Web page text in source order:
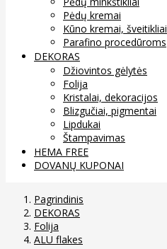
Pėdų kremai
Kūno kremai, šveitikliai
Parafino procedūroms
DEKORAS
Džiovintos gėlytės
Folija
Kristalai, dekoracijos
Blizgučiai, pigmentai
Lipdukai
Štampavimas
HEMA FREE
DOVANŲ KUPONAI
Pagrindinis
DEKORAS
Folija
ALU flakes